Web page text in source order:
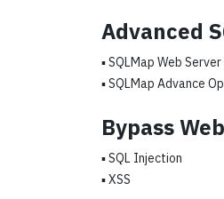
Advanced
▪ SQLMap Web
▪ SQLMap Advance
Bypass
▪ SQL Injection
▪ XSS